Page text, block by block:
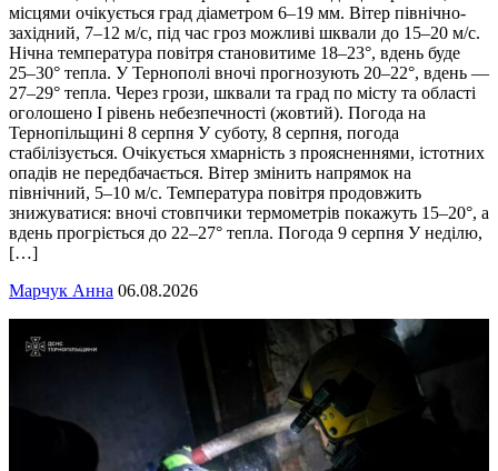
місцями очікується град діаметром 6–19 мм. Вітер північно-
західний, 7–12 м/с, під час гроз можливі шквали до 15–20 м/с.
Нічна температура повітря становитиме 18–23°, вдень буде
25–30° тепла. У Тернополі вночі прогнозують 20–22°, вдень —
27–29° тепла. Через грози, шквали та град по місту та області
оголошено І рівень небезпечності (жовтий). Погода на
Тернопільщині 8 серпня У суботу, 8 серпня, погода
стабілізується. Очікується хмарність з проясненнями, істотних
опадів не передбачається. Вітер змінить напрямок на
північний, 5–10 м/с. Температура повітря продовжить
знижуватися: вночі стовпчики термометрів покажуть 15–20°, а
вдень прогріється до 22–27° тепла. Погода 9 серпня У неділю,
[…]
Марчук Анна 06.08.2026